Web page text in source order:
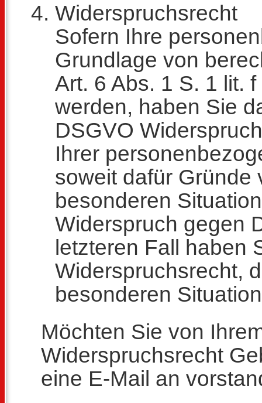
Widerspruchsrecht
Sofern Ihre
Grundlage von
Art. 6 Abs. 1 S. 1 lit.
werden, haben Sie
DSGVO
Ihrer
soweit dafür Gründe
besonderen
Widerspruch gegen
letzteren Fall haben
Widerspruchsrecht,
besonderen
Möchten Sie von
Widerspruchsrecht
eine E-Mail an